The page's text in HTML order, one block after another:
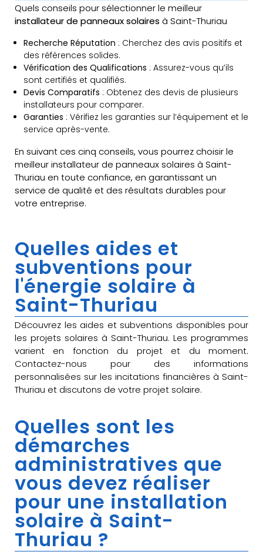
Quels conseils pour sélectionner le meilleur
installateur de panneaux solaires à Saint-Thuriau
Recherche Réputation : Cherchez des avis positifs et
des références solides.
Vérification des Qualifications : Assurez-vous qu’ils
sont certifiés et qualifiés.
Devis Comparatifs : Obtenez des devis de plusieurs
installateurs pour comparer.
Garanties : Vérifiez les garanties sur l’équipement et le
service après-vente.
En suivant ces cinq conseils, vous pourrez choisir le
meilleur installateur de panneaux solaires à Saint-
Thuriau en toute confiance, en garantissant un
service de qualité et des résultats durables pour
votre entreprise.
Quelles aides et
subventions pour
l'énergie solaire à
Saint-Thuriau
Découvrez les aides et subventions disponibles pour
les projets solaires à Saint-Thuriau. Les programmes
varient en fonction du projet et du moment.
Contactez-nous pour des informations
personnalisées sur les incitations financières à Saint-
Thuriau et discutons de votre projet solaire.
Quelles sont les
démarches
administratives que
vous devez réaliser
pour une installation
solaire à Saint-
Thuriau ?